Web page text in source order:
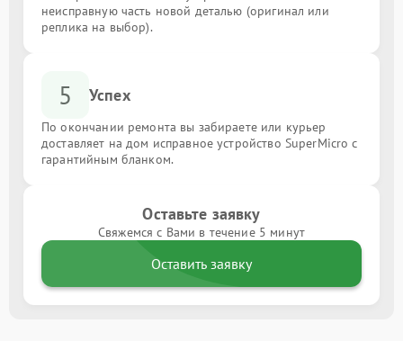
неисправную часть новой деталью (оригинал или
реплика на выбор).
5 Успех
По окончании ремонта вы забираете или курьер
доставляет на дом исправное устройство SuperMicro с
гарантийным бланком.
Оставьте заявку
Свяжемся с Вами в течение 5 минут
Оставить заявку